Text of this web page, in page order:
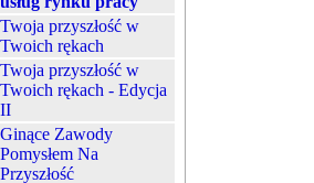
Twoja przyszłość w
Twoich rękach
Twoja przyszłość w
Twoich rękach - Edycja
II
Ginące Zawody
Pomysłem Na
Przyszłość